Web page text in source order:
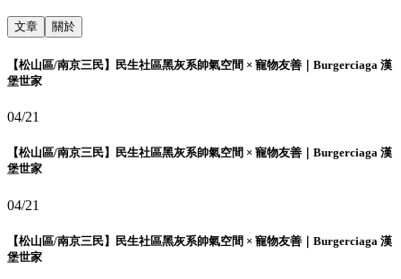
文章 關於
【松山區/南京三民】民生社區黑灰系帥氣空間 × 寵物友善｜Burgerciaga 漢
堡世家
04/21
【松山區/南京三民】民生社區黑灰系帥氣空間 × 寵物友善｜Burgerciaga 漢
堡世家
04/21
【松山區/南京三民】民生社區黑灰系帥氣空間 × 寵物友善｜Burgerciaga 漢
堡世家